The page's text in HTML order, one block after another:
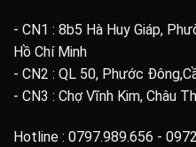
- CN1 : 8b5 Hà Huy Giáp,
Hồ Chí Minh
- CN2 : QL 50, Phước
- CN3 : Chợ Vĩnh Kim, Châu
Hotline : 0797.989.656 -